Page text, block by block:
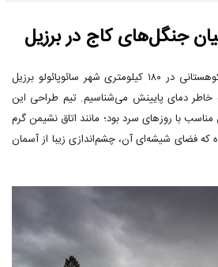
جنگل‌های کاج در برزیل
خانه Mororo در یک منطقه کوهستانی در ۱۸۰ کیلومتری شهر سائوپائولو برزیل
خاطر دمای پایینش می‌شناسیم. تیم طراحی این
با روزهای سرد بود؛ مانند اتاق نشیمن گرم
فضای شیشه‌ای آن، چشم‌اندازی زیبا از آسمان